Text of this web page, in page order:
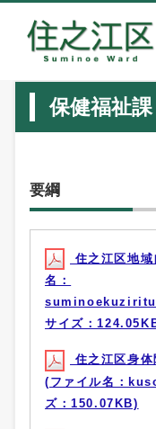
保健福祉
要綱
住之江区地
名：
サイズ：
住之江区身
(ファイル名：
ズ：150.07KB)